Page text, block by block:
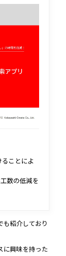
ることによ
数の低減を
紹介しており
に興味を持った